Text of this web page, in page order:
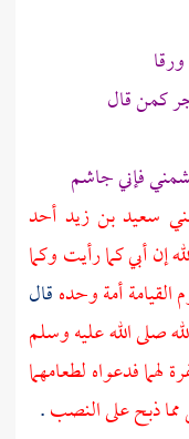
كمن قال
فإني جاشم
سعيد بن زيد أحد
إن أبي كما رأيت وكما
أمة وحدهقال
صلى الله عليه وسلم
لهما فدعواه لطعامهما
مما ذبح على النصب.